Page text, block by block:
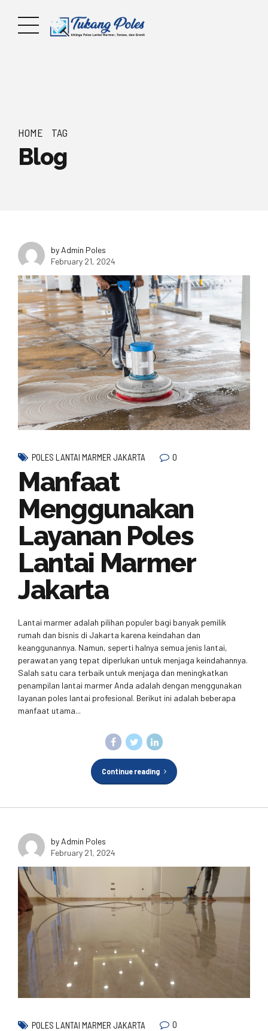
HOME TAG
Blog
by Admin Poles
February 21, 2024
POLES LANTAI MARMER JAKARTA 0
Manfaat
Menggunakan
Layanan Poles
Lantai Marmer
Jakarta
Lantai marmer adalah pilihan populer bagi banyak pemilik
rumah dan bisnis di Jakarta karena keindahan dan
keanggunannya. Namun, seperti halnya semua jenis lantai,
perawatan yang tepat diperlukan untuk menjaga keindahannya.
Salah satu cara terbaik untuk menjaga dan meningkatkan
penampilan lantai marmer Anda adalah dengan menggunakan
layanan poles lantai profesional. Berikut ini adalah beberapa
manfaat utama...
Continue reading
by Admin Poles
February 21, 2024
POLES LANTAI MARMER JAKARTA 0